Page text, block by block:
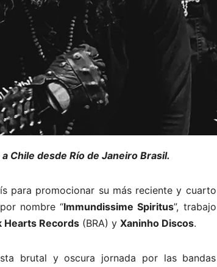
Chile desde Río de Janeiro Brasil.
para promocionar su más reciente y cuarto
nombre “Immundissime Spiritus”, trabajo
Hearts Records (BRA) y Xaninho Discos.
brutal y oscura jornada por las bandas